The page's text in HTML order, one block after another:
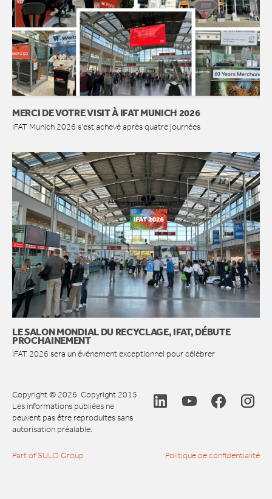
MERCI DE VOTRE VISIT À IFAT MUNICH 2026
IFAT Munich 2026 s’est achevé après quatre journées
LE SALON MONDIAL DU RECYCLAGE, IFAT, DÉBUTE
PROCHAINEMENT
IFAT 2026 sera un événement exceptionnel pour célébrer
Copyright © 2026. Copyright 2015.
Les informations publiées ne
peuvent pas être reproduites sans
autorisation préalable.
Part of SULO Group Politique de confidentialité